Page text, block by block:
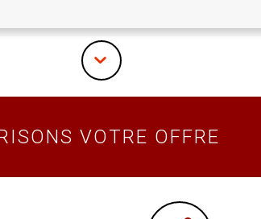
VOTRE OFFRE